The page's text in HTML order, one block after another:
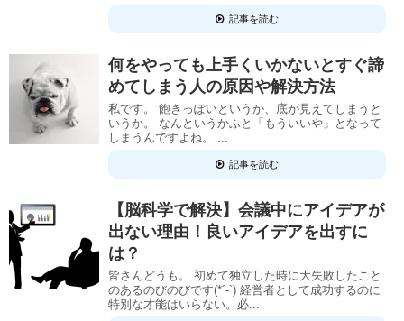
記事を読む
何をやっても上手くいかないとすぐ諦
めてしまう人の原因や解決方法
私です。 飽きっぽいというか、底が見えてしまうと
いうか。 なんというかふと「もういいや」となって
しまうんですよね。 ...
記事を読む
【脳科学で解決】会議中にアイデアが
出ない理由！良いアイデアを出すに
は？
皆さんどうも。 初めて独立した時に大失敗したこと
のあるのびのびです(*´-`) 経営者として成功するのに
特別な才能はいらない。必...